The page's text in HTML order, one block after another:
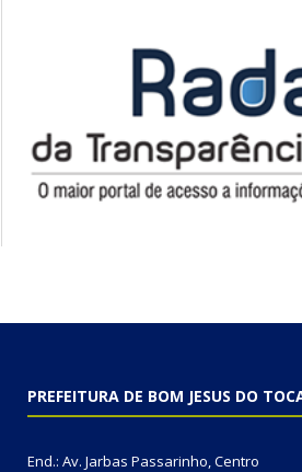
PREFEITURA DE BOM JESUS DO
End.: Av. Jarbas Passarinho, Centro